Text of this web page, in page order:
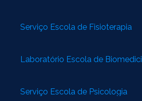
Serviço Escola de Fisioterapia
Laboratório Escola de
Serviço Escola de Psicologia